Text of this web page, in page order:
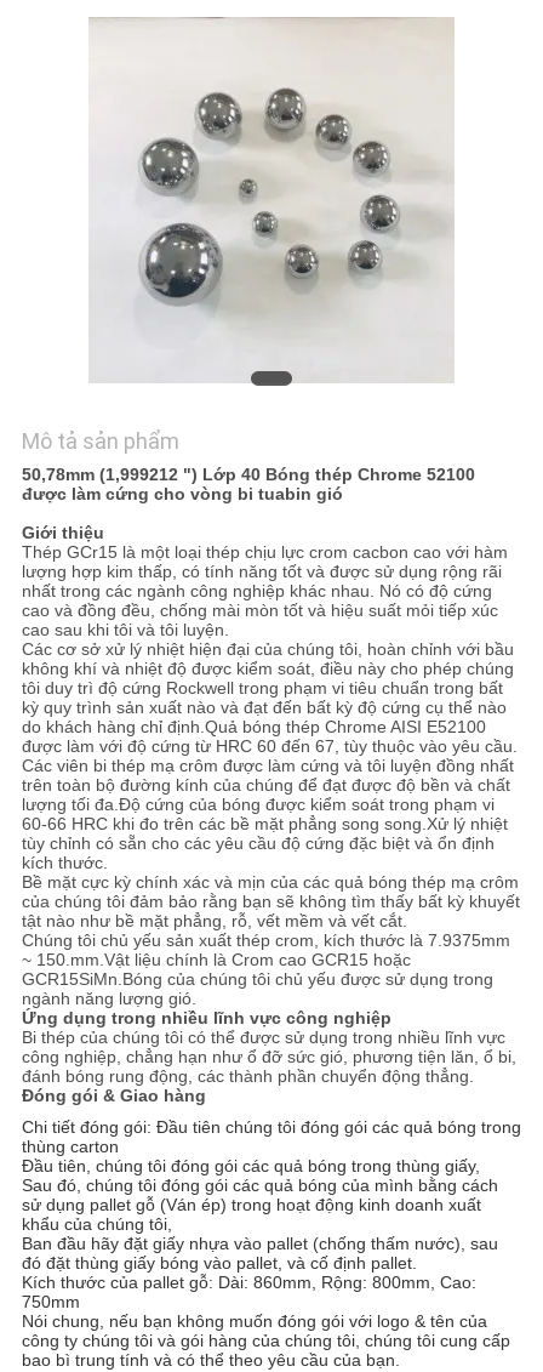
TRANG
WEB
PRIVACY
POLICY
Mô tả sản phẩm
50,78mm (1,999212 ") Lớp 40 Bóng thép Chrome 52100
được làm cứng cho vòng bi tuabin gió
Giới thiệu
Thép GCr15 là một loại thép chịu lực crom cacbon cao với hàm
lượng hợp kim thấp, có tính năng tốt và được sử dụng rộng rãi
nhất trong các ngành công nghiệp khác nhau. Nó có độ cứng
cao và đồng đều, chống mài mòn tốt và hiệu suất mỏi tiếp xúc
cao sau khi tôi và tôi luyện.
Các cơ sở xử lý nhiệt hiện đại của chúng tôi, hoàn chỉnh với bầu
không khí và nhiệt độ được kiểm soát, điều này cho phép chúng
tôi duy trì độ cứng Rockwell trong phạm vi tiêu chuẩn trong bất
kỳ quy trình sản xuất nào và đạt đến bất kỳ độ cứng cụ thể nào
do khách hàng chỉ định.Quả bóng thép Chrome AISI E52100
được làm với độ cứng từ HRC 60 đến 67, tùy thuộc vào yêu cầu.
Các viên bi thép mạ crôm được làm cứng và tôi luyện đồng nhất
trên toàn bộ đường kính của chúng để đạt được độ bền và chất
lượng tối đa.Độ cứng của bóng được kiểm soát trong phạm vi
60-66 HRC khi đo trên các bề mặt phẳng song song.Xử lý nhiệt
tùy chỉnh có sẵn cho các yêu cầu độ cứng đặc biệt và ổn định
kích thước.
Bề mặt cực kỳ chính xác và mịn của các quả bóng thép mạ crôm
của chúng tôi đảm bảo rằng bạn sẽ không tìm thấy bất kỳ khuyết
tật nào như bề mặt phẳng, rỗ, vết mềm và vết cắt.
Chúng tôi chủ yếu sản xuất thép crom, kích thước là 7.9375mm
~ 150.mm.Vật liệu chính là Crom cao GCR15 hoặc
GCR15SiMn.Bóng của chúng tôi chủ yếu được sử dụng trong
ngành năng lượng gió.
Ứng dụng trong nhiều lĩnh vực công nghiệp
Bi thép của chúng tôi có thể được sử dụng trong nhiều lĩnh vực
công nghiệp, chẳng hạn như ổ đỡ sức gió, phương tiện lăn, ổ bi,
đánh bóng rung động, các thành phần chuyển động thẳng.
Đóng gói & Giao hàng
Chi tiết đóng gói: Đầu tiên chúng tôi đóng gói các quả bóng trong
thùng carton
Đầu tiên, chúng tôi đóng gói các quả bóng trong thùng giấy,
Sau đó, chúng tôi đóng gói các quả bóng của mình bằng cách
sử dụng pallet gỗ (Ván ép) trong hoạt động kinh doanh xuất
khẩu của chúng tôi,
Ban đầu hãy đặt giấy nhựa vào pallet (chống thấm nước), sau
đó đặt thùng giấy bóng vào pallet, và cố định pallet.
Kích thước của pallet gỗ: Dài: 860mm, Rộng: 800mm, Cao:
750mm
Nói chung, nếu bạn không muốn đóng gói với logo & tên của
công ty chúng tôi và gói hàng của chúng tôi, chúng tôi cung cấp
bao bì trung tính và có thể theo yêu cầu của bạn.